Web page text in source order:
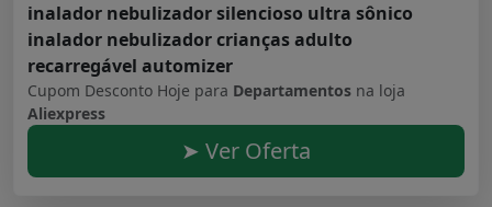
inalador nebulizador silencioso ultra sônico
inalador nebulizador crianças adulto
recarregável automizer
Cupom Desconto Hoje para Departamentos na loja
Aliexpress
➤ Ver Oferta